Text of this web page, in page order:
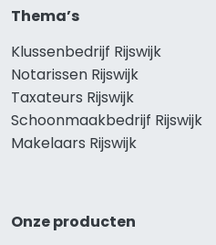
Thema’s
Klussenbedrijf Rijswijk
Notarissen Rijswijk
Taxateurs Rijswijk
Schoonmaakbedrijf Rijswijk
Makelaars Rijswijk
Onze producten